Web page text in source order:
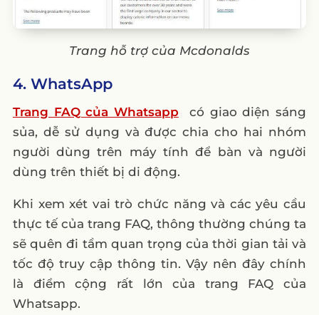
Trang hỗ trợ của Mcdonalds
4. WhatsApp
Trang FAQ của Whatsapp có giao diện sáng
sủa, dễ sử dụng và được chia cho hai nhóm
người dùng trên máy tính để bàn và người
dùng trên thiết bị di động.
Khi xem xét vai trò chức năng và các yêu cầu
thực tế của trang FAQ, thông thường chúng ta
sẽ quên đi tầm quan trọng của thời gian tải và
tốc độ truy cập thông tin. Vậy nên đây chính
là điểm cộng rất lớn của trang FAQ của
Whatsapp.